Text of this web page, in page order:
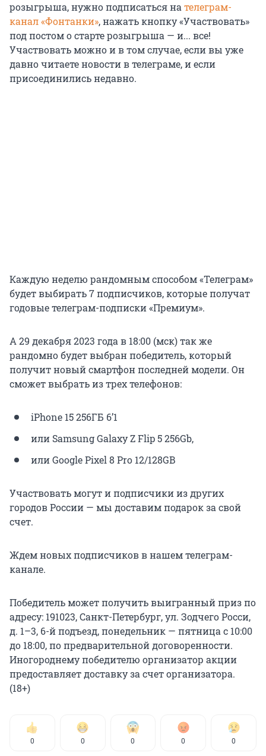
розыгрыша, нужно подписаться на телеграм-
канал «Фонтанки», нажать кнопку «Участвовать»
под постом о старте розыгрыша — и... все!
Участвовать можно и в том случае, если вы уже
давно читаете новости в телеграме, и если
присоединились недавно.
Каждую неделю рандомным способом «Телеграм»
будет выбирать 7 подписчиков, которые получат
годовые телеграм-подписки «Премиум».
А 29 декабря 2023 года в 18:00 (мск) так же
рандомно будет выбран победитель, который
получит новый смартфон последней модели. Он
сможет выбрать из трех телефонов:
iPhone 15 256ГБ 6’1
или Samsung Galaxy Z Flip 5 256Gb,
или Google Pixel 8 Pro 12/128GB
Участвовать могут и подписчики из других
городов России — мы доставим подарок за свой
счет.
Ждем новых подписчиков в нашем телеграм-
канале.
Победитель может получить выигранный приз по
адресу: 191023, Санкт-Петербург, ул. Зодчего Росси,
д. 1–3, 6-й подъезд, понедельник — пятница с 10:00
до 18:00, по предварительной договоренности.
Иногороднему победителю организатор акции
предоставляет доставку за счет организатора.
(18+)
0 0 0 0 0